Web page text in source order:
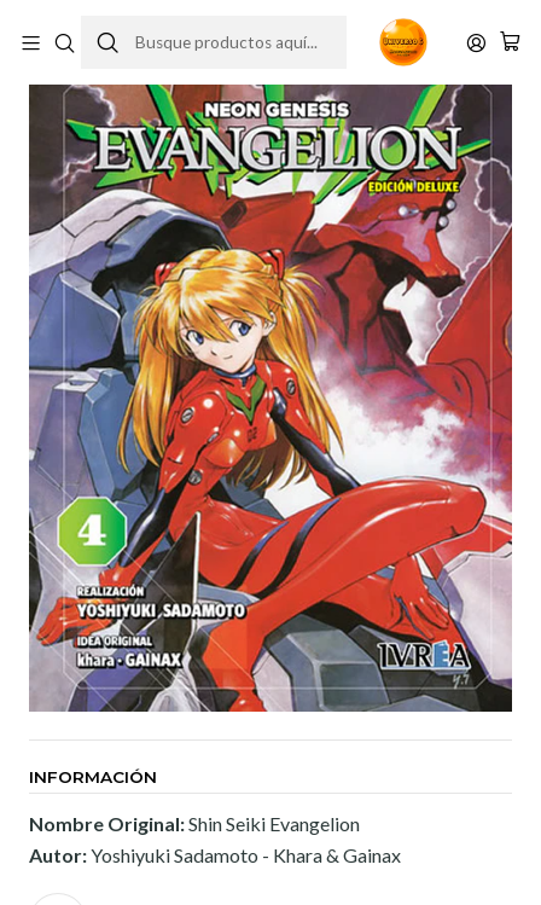
INFORMACIÓN
Nombre Original:Shin Seiki Evangelion
Autor:Yoshiyuki Sadamoto - Khara & Gainax